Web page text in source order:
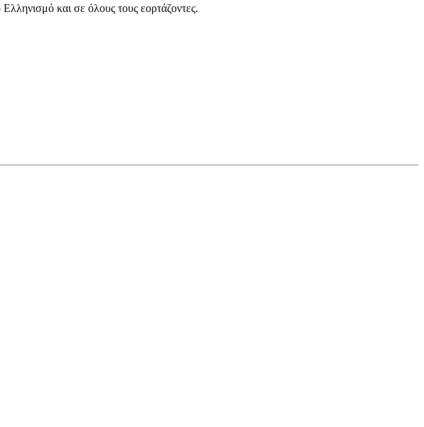
και σε όλους τους εορτάζοντες.